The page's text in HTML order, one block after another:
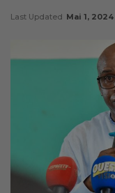
Last Updated Mai 1, 2024